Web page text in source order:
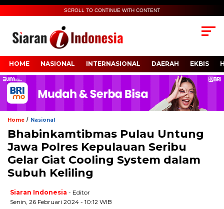
SCROLL TO CONTINUE WITH CONTENT
HOME NASIONAL INTERNASIONAL DAERAH EKBIS
Home / Nasional
Bhabinkamtibmas Pulau Untung
Jawa Polres Kepulauan Seribu
Gelar Giat Cooling System dalam
Subuh Keliling
Siaran Indonesia - Editor
Senin, 26 Februari 2024 - 10:12 WIB